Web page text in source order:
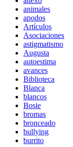
animales
apodos
Artículos
Asociaciones
astigmatismo
Augusta
autoestima
avances
Biblioteca
Blanca
blancos
Bosie
bromas
bronceado
bullying
burrito